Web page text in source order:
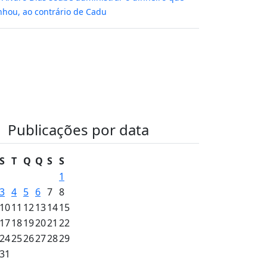
ao contrário de Cadu
Publicações por data
S T Q Q S S
1
3 4 5 6 7 8
1011 12131415
1718192021 22
242526272829
31